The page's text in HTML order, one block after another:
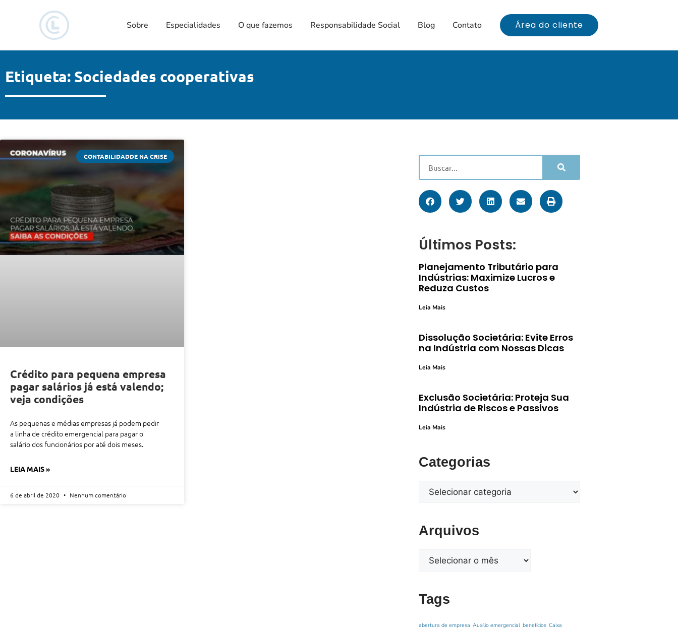
Sobre Especialidades O que fazemos Responsabilidade Social Blog Contato Área do cliente
Etiqueta: Sociedades cooperativas
CONTABILIDADDE NA CRISE
Crédito para pequena empresa
pagar salários já está valendo;
veja condições
As pequenas e médias empresas já podem pedir
a linha de crédito emergencial para pagar o
salário dos funcionários por até dois meses.
LEIA MAIS »
6 de abril de 2020 Nenhum comentário
Últimos Posts:
Planejamento Tributário para
Indústrias: Maximize Lucros e
Reduza Custos
Leia Mais
Dissolução Societária: Evite Erros
na Indústria com Nossas Dicas
Leia Mais
Exclusão Societária: Proteja Sua
Indústria de Riscos e Passivos
Leia Mais
Categorias
Arquivos
Tags
abertura de empresa Auxílio emergencial benefícios Caixa